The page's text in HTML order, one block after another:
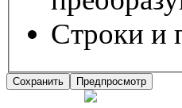
Строки и